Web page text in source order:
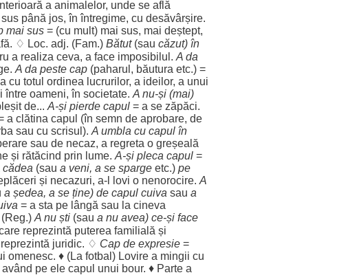
a animalelor, unde se află
sus până jos, înîntregime, cu desăvârșire.
mai sus = (cu mult) mai sus, mai deștept,
. ♢ Loc. adj. (Fam.) Bătut(sau căzut) în
a realiza ceva, a face imposibilul . A da
. A da peste cap (paharul , băutura etc.) =
cu totul ordinea lucrurilor, a ideilor, a unui
între oameni, în societate. A nu-și (mai)
de... A-și pierde capul = a se zăpăci.
a clătina capul (în semn de aprobare, de
sau cu scrisul ). A umbla cu capul în
sau de necaz, a regreta o greșeală
și rătăcind prin lume. A-și pleca capul =
cădea (sau a veni, a se sparge etc.) pe
și necazuri, a-l lovi o nenorocire. A
a ședea, a se ține) de capul cuiva sau a
= a sta pe lângă sau la cineva
(Reg.) A nu ști (sau a nu avea) ce-și face
reprezintă puterea familială și
reprezintă juridic. ♢ Cap de expresie =
omenesc. ♦ (La fotbal ) Lovire a mingii cu
având pe ele capul unui bour. ♦ Parte a